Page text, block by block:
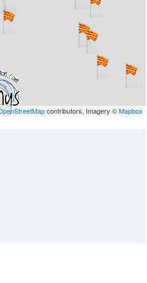
contributors, Imagery ©Mapbox